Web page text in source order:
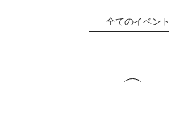
全てのイベント